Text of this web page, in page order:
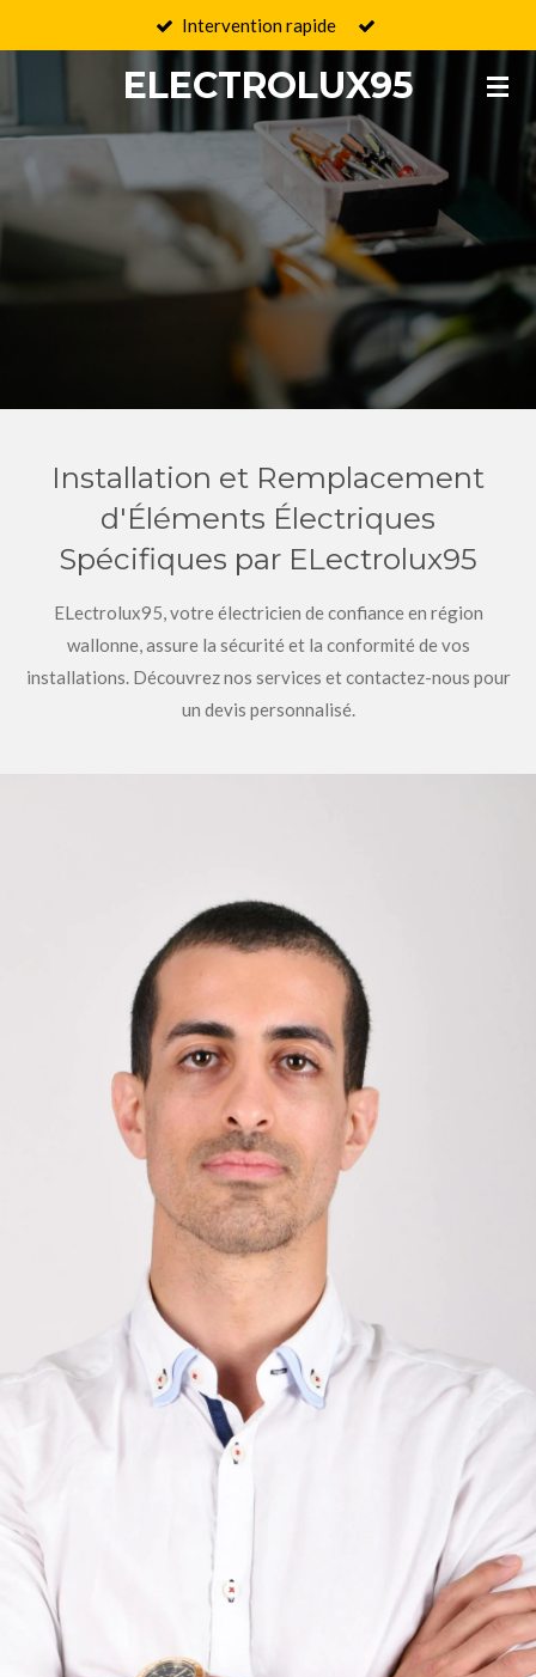
principal
ELECTROLUX95
Intervention rapide
Installation et Remplacement
d'Éléments Électriques
Spécifiques par ELectrolux95
ELectrolux95, votre électricien de confiance en région
wallonne, assure la sécurité et la conformité de vos
installations. Découvrez nos services et contactez-nous pour
un devis personnalisé.